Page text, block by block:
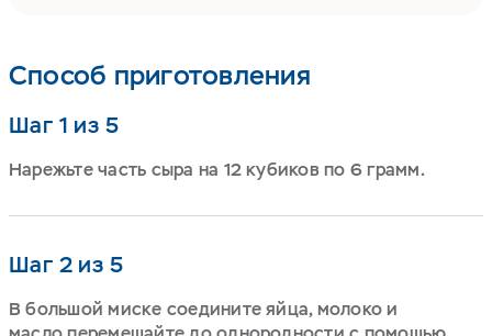
Способ приготовления
Шаг 1 из 5
Нарежьте часть сыра на 12 кубиков по 6 грамм.
Шаг 2 из 5
В большой миске соедините яйца, молоко и